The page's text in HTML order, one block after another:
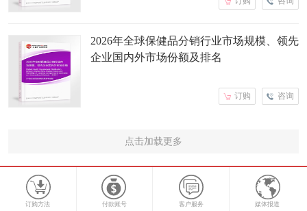
2026年全球保健品分销行业市场规模、领先
企业国内外市场份额及排名
咨询
订购
点击加载更多
订购方法 付款账号 客户服务 媒体报道